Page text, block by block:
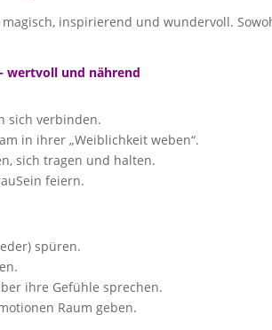
inspirierend und wundervoll.
wertvoll und nährend
sich verbinden.
in ihrer „Weiblichkeit weben“.
sich tragen und halten.
feiern.
spüren.
ihre Gefühle sprechen.
Raum geben.